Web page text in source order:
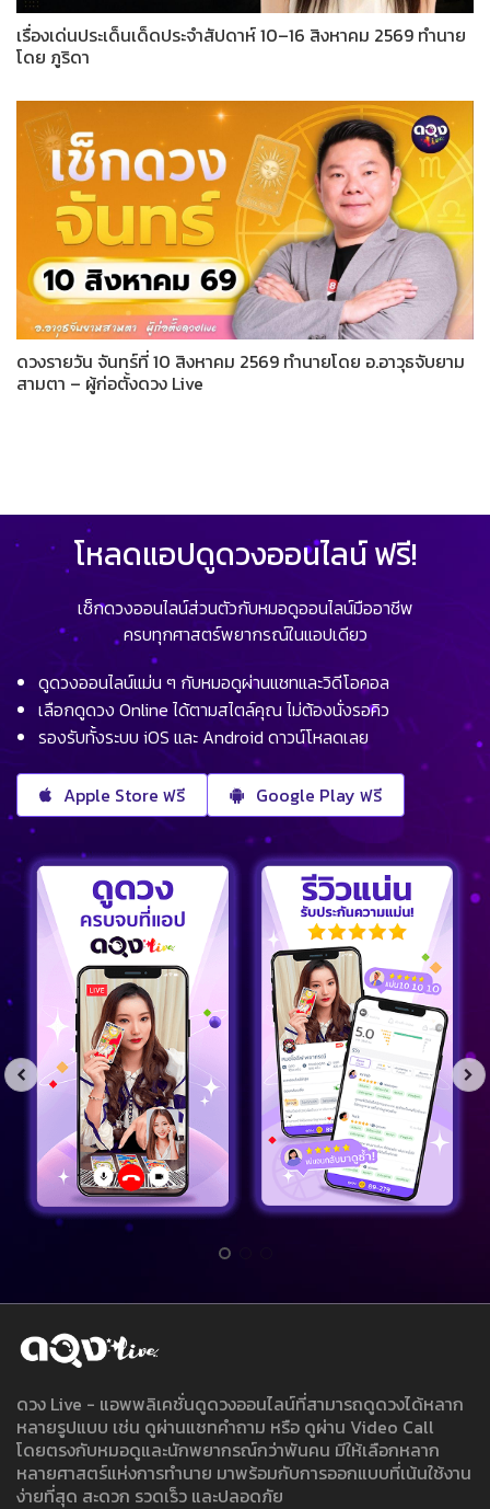
เรื่องเด่นประเด็นเด็ดประจำสัปดาห์ 10–16 สิงหาคม 2569 ทำนาย
โดย ภูริดา
ดวงรายวัน จันทร์ที่ 10 สิงหาคม 2569 ทำนายโดย อ.อาวุธจับยาม
สามตา – ผู้ก่อตั้งดวง Live
โหลดแอปดูดวงออนไลน์ ฟรี!
เช็กดวงออนไลน์ส่วนตัวกับหมอดูออนไลน์มืออาชีพ
ครบทุกศาสตร์พยากรณ์ในแอปเดียว
ดูดวงออนไลน์แม่น ๆ กับหมอดูผ่านแชทและวิดีโอคอล
เลือกดูดวง Online ได้ตามสไตล์คุณ ไม่ต้องนั่งรอคิว
รองรับทั้งระบบ iOS และ Android ดาวน์โหลดเลย
Apple Store ฟรี Google Play ฟรี
ดวง Live - แอพพลิเคชั่นดูดวงออนไลน์ที่สามารถดูดวงได้หลาก
หลายรูปแบบ เช่น ดูผ่านแชทคำถาม หรือ ดูผ่าน Video Call
โดยตรงกับหมอดูและนักพยากรณ์กว่าพันคน มีให้เลือกหลาก
หลายศาสตร์แห่งการทำนาย มาพร้อมกับการออกแบบที่เน้นใช้งาน
ง่ายที่สุด สะดวก รวดเร็ว และปลอดภัย